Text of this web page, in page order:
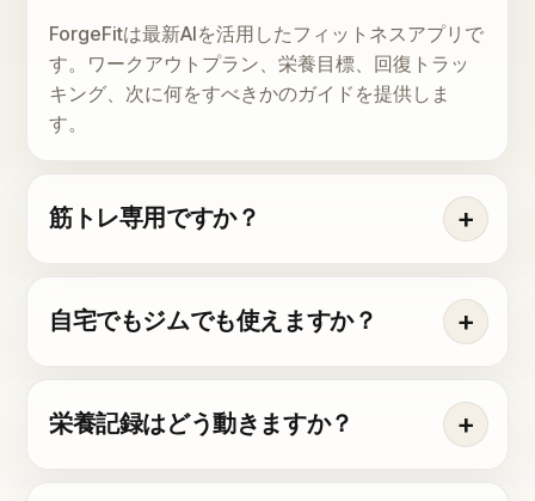
ForgeFitは最新AIを活用したフィットネスアプリで
す。ワークアウトプラン、栄養目標、回復トラッ
キング、次に何をすべきかのガイドを提供しま
す。
筋トレ専用ですか？
自宅でもジムでも使えますか？
栄養記録はどう動きますか？